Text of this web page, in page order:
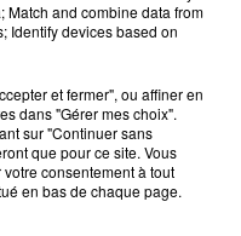
and combine data from
Identify devices based on
et fermer", ou affiner en
dans "Gérer mes choix".
sur "Continuer sans
que pour ce site. Vous
consentement à tout
en bas de chaque page.